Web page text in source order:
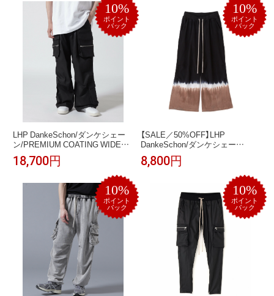
10%
ポイント
バック
LHP DankeSchon/ダンケシェー
ン/PREMIUM COATING WIDE
POCKET PANTS エルエイチピー
パンツ その他のパンツ ブラック
18,700円
10%
ポイント
バック
【SALE／50%OFF】LHP
DankeSchon/ダンケシェー
ン/STEP DYE SWEAT PANTS エ
ルエイチピー パンツ その他のパ
8,800円
10%
ポイント
バック
10%
ポイント
バック